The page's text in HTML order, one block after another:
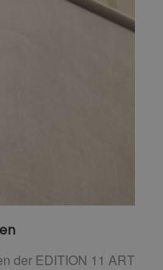
der EDITION 11 ART